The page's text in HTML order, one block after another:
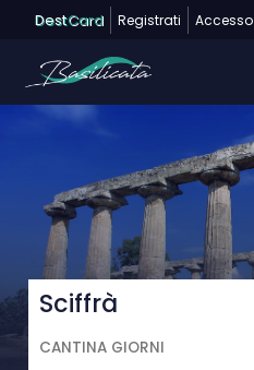
DestCard Registrati Accesso
Sciffrà
CANTINA GIORNI